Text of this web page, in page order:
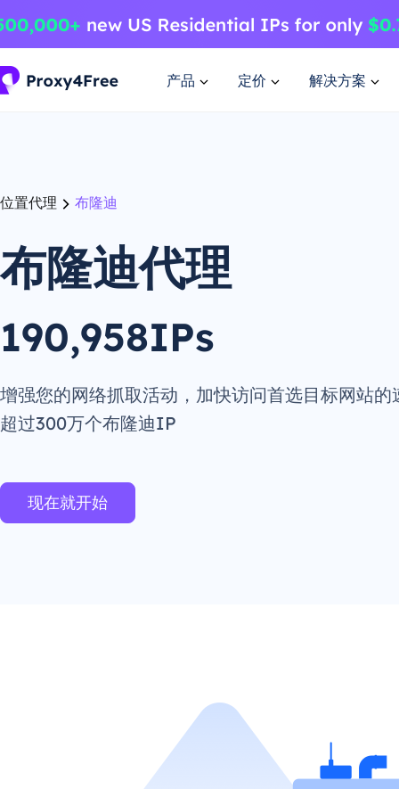
产品 定价 解决方案
位置代理 布隆迪
布隆迪代理
190,958IPs
增强您的网络抓取活动，加快访问首选目标网站的
超过300万个布隆迪IP
现在就开始